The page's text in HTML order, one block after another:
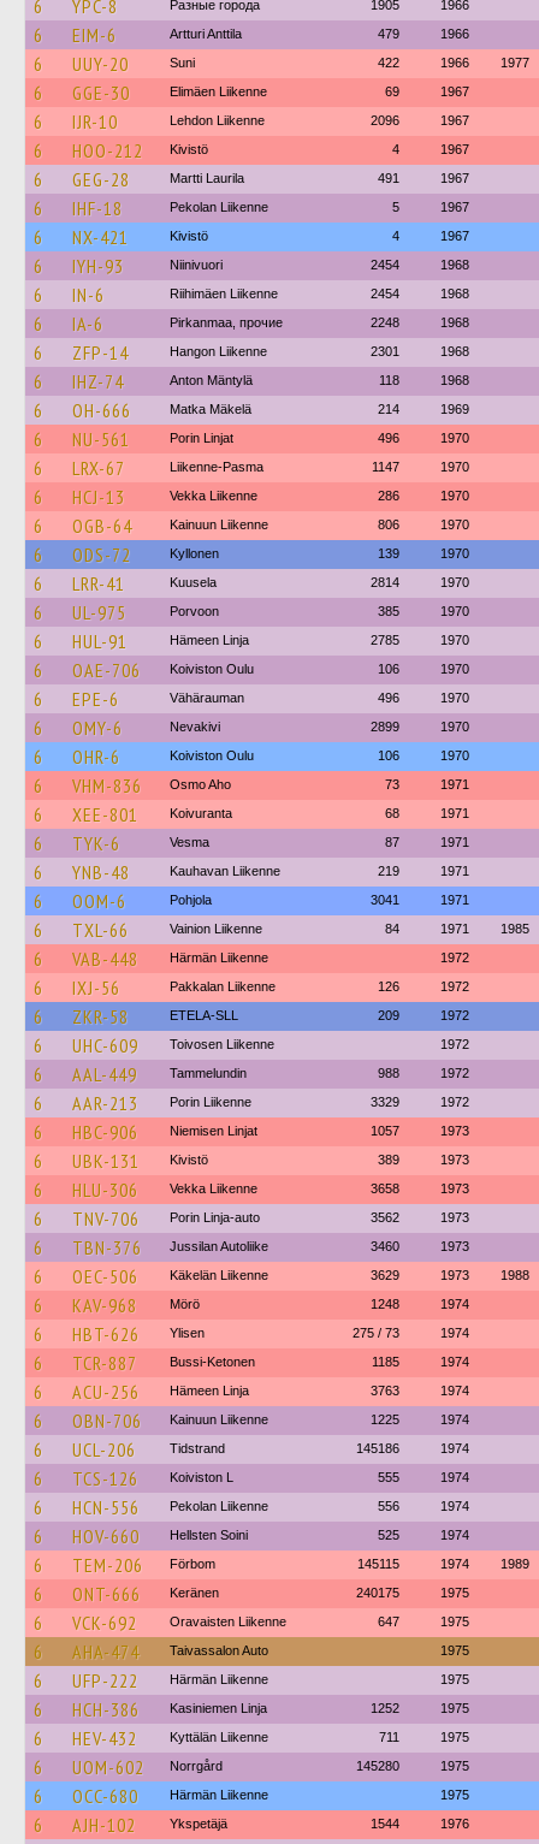
6 YPC-8 Разные города 1905 1966
6 EIM-6 Artturi Anttila 479 1966
6 UUY-20 Suni 422 1966 1977
6 GGE-30 Elimäen Liikenne 69 1967
6 IJR-10 Lehdon Liikenne 2096 1967
6 HOO-212 Kivistö 4 1967
6 GEG-28 Martti Laurila 491 1967
6 IHF-18 Pekolan Liikenne 5 1967
6 NX-421 Kivistö 4 1967
6 IYH-93 Niinivuori 2454 1968
6 IN-6 Riihimäen Liikenne 2454 1968
6 IA-6 Pirkanmaa, прочие 2248 1968
6 ZFP-14 Hangon Liikenne 2301 1968
6 IHZ-74 Anton Mäntylä 118 1968
6 OH-666 Matka Mäkelä 214 1969
6 NU-561 Porin Linjat 496 1970
6 LRX-67 Liikenne-Pasma 1147 1970
6 HCJ-13 Vekka Liikenne 286 1970
6 OGB-64 Kainuun Liikenne 806 1970
6 ODS-72 Kyllonen 139 1970
6 LRR-41 Kuusela 2814 1970
6 UL-975 Porvoon 385 1970
6 HUL-91 Hämeen Linja 2785 1970
6 OAE-706 Koiviston Oulu 106 1970
6 EPE-6 Vähärauman 496 1970
6 OMY-6 Nevakivi 2899 1970
6 OHR-6 Koiviston Oulu 106 1970
6 VHM-836 Osmo Aho 73 1971
6 XEE-801 Koivuranta 68 1971
6 TYK-6 Vesma 87 1971
6 YNB-48 Kauhavan Liikenne 219 1971
6 OOM-6 Pohjola 3041 1971
6 TXL-66 Vainion Liikenne 84 1971 1985
6 VAB-448 Härmän Liikenne 1972
6 IXJ-56 Pakkalan Liikenne 126 1972
6 ZKR-58 ETELA-SLL 209 1972
6 UHC-609 Toivosen Liikenne 1972
6 AAL-449 Tammelundin 988 1972
6 AAR-213 Porin Liikenne 3329 1972
6 HBC-906 Niemisen Linjat 1057 1973
6 UBK-131 Kivistö 389 1973
6 HLU-306 Vekka Liikenne 3658 1973
6 TNV-706 Porin Linja-auto 3562 1973
6 TBN-376 Jussilan Autoliike 3460 1973
6 OEC-506 Käkelän Liikenne 3629 1973 1988
6 KAV-968 Mörö 1248 1974
6 HBT-626 Ylisen 275 / 73 1974
6 TCR-887 Bussi-Ketonen 1185 1974
6 ACU-256 Hämeen Linja 3763 1974
6 OBN-706 Kainuun Liikenne 1225 1974
6 UCL-206 Tidstrand 145186 1974
6 TCS-126 Koiviston L 555 1974
6 HCN-556 Pekolan Liikenne 556 1974
6 HOV-660 Hellsten Soini 525 1974
6 TEM-206 Förbom 145115 1974 1989
6 ONT-666 Keränen 240175 1975
6 VCK-692 Oravaisten Liikenne 647 1975
6 AHA-474 Taivassalon Auto 1975
6 UFP-222 Härmän Liikenne 1975
6 HCH-386 Kasiniemen Linja 1252 1975
6 HEV-432 Kyttälän Liikenne 711 1975
6 UOM-602 Norrgård 145280 1975
6 OCC-680 Härmän Liikenne 1975
6 AJH-102 Ykspetäjä 1544 1976